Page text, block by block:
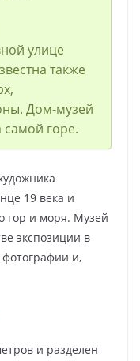
улице
также
Дом-музей
самой горе.
19 века и
гор и моря. Музей
экспозиции в
и,
и разделен